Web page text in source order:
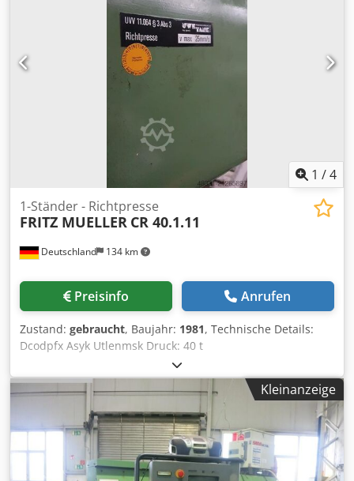
1 /4
Deutschland 134 km
1-Ständer - Richtpresse
FRITZ MUELLER CR 40.1.11
Preisinfo Anrufen
Zustand: gebraucht, Baujahr: 1981, Technische Details:
Dcodpfx Asyk Utlenmsk Druck: 40 t
Kleinanzeige